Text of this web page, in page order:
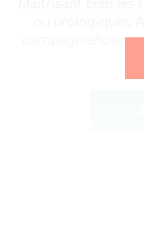
compagnie/